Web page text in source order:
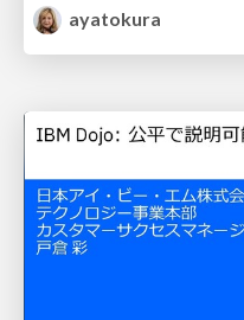
ayatokura